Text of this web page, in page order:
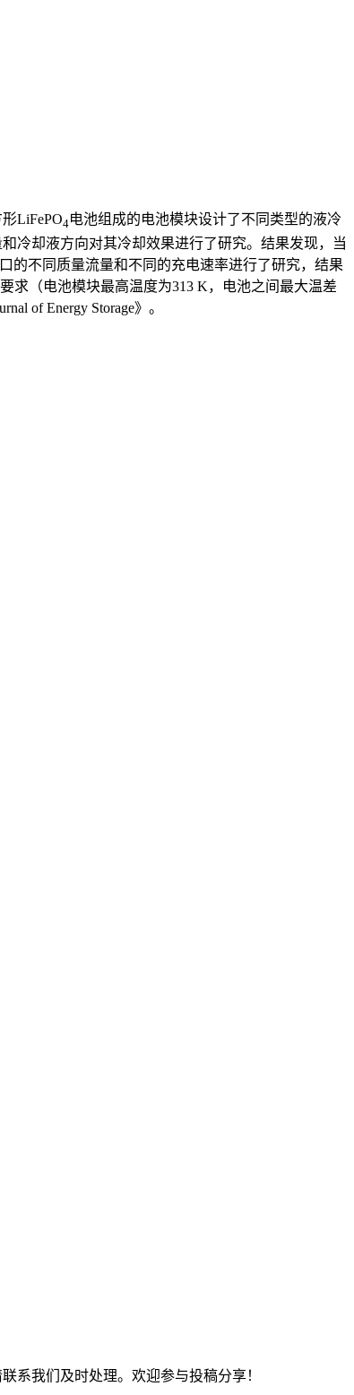
LiFePO4电池组成的电池模块设计了不同类型的液冷
冷却液方向对其冷却效果进行了研究。结果发现，当
的不同质量流量和不同的充电速率进行了研究，结果
求（电池模块最高温度为313 K，电池之间最大温差
of Energy Storage》。
系我们及时处理。欢迎参与投稿分享！